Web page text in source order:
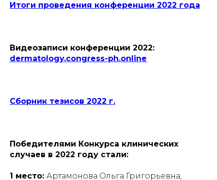
Итоги проведения конференции 2022 года
Видеозаписи конференции 2022:
dermatology.congress-ph.online
Сборник тезисов 2022 г.
Победителями Конкурса клинических
случаев в 2022 году стали:
1 место: Артамонова Ольга Григорьевна,